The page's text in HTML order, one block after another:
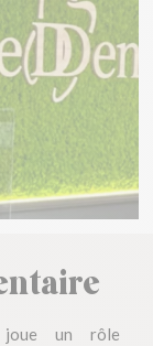
un rôle